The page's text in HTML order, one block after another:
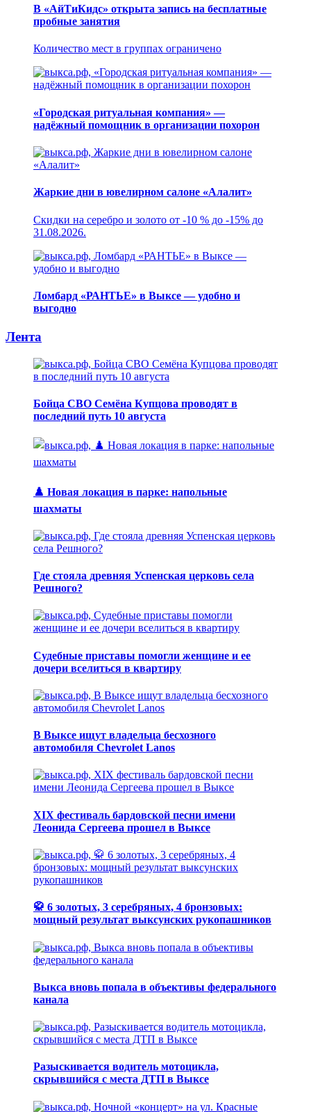
В «АйТиКидс» открыта запись на бесплатные
пробные занятия
Количество мест в группах ограничено
«Городская ритуальная компания» —
надёжный помощник в организации похорон
Жаркие дни в ювелирном салоне «Алалит»
Скидки на серебро и золото от -10 % до -15% до
31.08.2026.
Ломбард «РАНТЬЕ» в Выксе — удобно и
выгодно
Лента
Бойца СВО Семёна Купцова проводят в
последний путь 10 августа
♟️ Новая локация в парке: напольные
шахматы
Где стояла древняя Успенская церковь села
Решного?
Судебные приставы помогли женщине и ее
дочери вселиться в квартиру
В Выксе ищут владельца бесхозного
автомобиля Chevrolet Lanos
XIX фестиваль бардовской песни имени
Леонида Сергеева прошел в Выксе
🥋 6 золотых, 3 серебряных, 4 бронзовых:
мощный результат выксунских рукопашников
Выкса вновь попала в объективы федерального
канала
Разыскивается водитель мотоцикла,
скрывшийся с места ДТП в Выксе